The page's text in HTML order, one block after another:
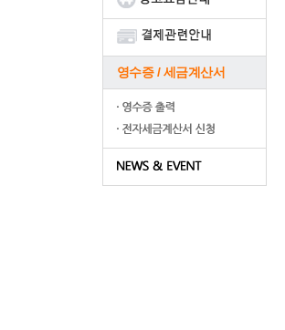
영수증 / 세금계산서